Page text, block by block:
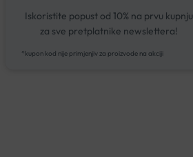
Iskoristite popust od 10% na prvu kupnju
za sve pretplatnike newslettera!
*kupon kod nije primjenjiv za proizvode na akciji